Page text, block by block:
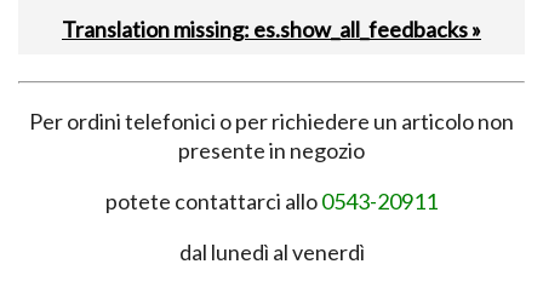
Translation missing: es.show_all_feedbacks »
Per ordini telefonici o per richiedere un articolo non
presente in negozio
potete contattarci allo0543-20911
dal lunedì al venerdì